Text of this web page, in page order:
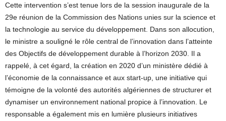
Cette intervention s’est tenue lors de la session inaugurale de la
29e réunion de la Commission des Nations unies sur la science et
la technologie au service du développement. Dans son allocution,
le ministre a souligné le rôle central de l’innovation dans l’atteinte
des Objectifs de développement durable à l’horizon 2030. Il a
rappelé, à cet égard, la création en 2020 d’un ministère dédié à
l’économie de la connaissance et aux start-up, une initiative qui
témoigne de la volonté des autorités algériennes de structurer et
dynamiser un environnement national propice à l’innovation. Le
responsable a également mis en lumière plusieurs initiatives